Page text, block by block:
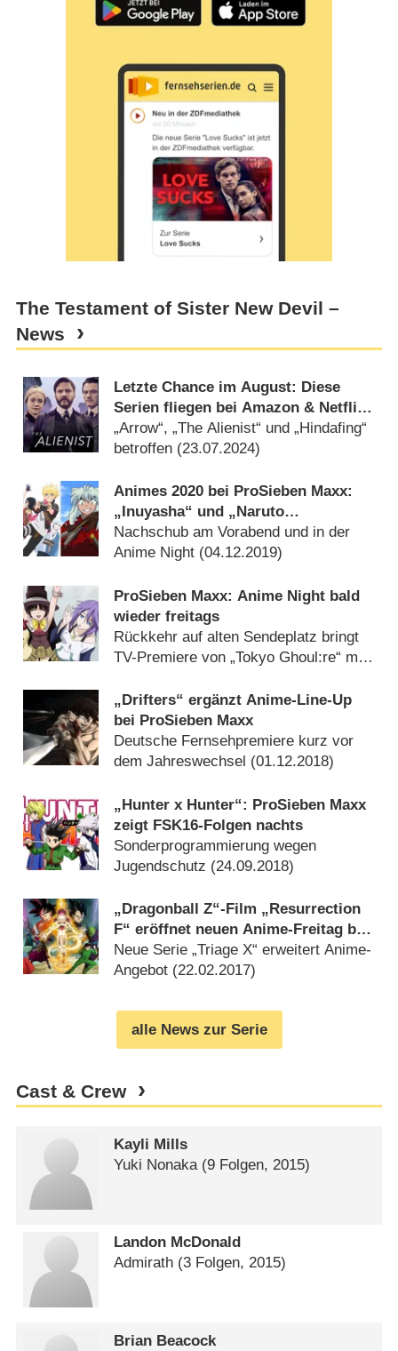
The Testament of Sister New Devil –
News
Letzte Chance im August: Diese
Serien fliegen bei Amazon & Netflix
raus
„Arrow“, „The Alienist“ und „Hindafing“
betroffen (23.07.2024)
Animes 2020 bei ProSieben Maxx:
„Inuyasha“ und „Naruto
Shippuden“-Fortsetzung „Boruto“
Nachschub am Vorabend und in der
Anime Night (04.12.2019)
ProSieben Maxx: Anime Night bald
wieder freitags
Rückkehr auf alten Sendeplatz bringt
TV-Premiere von „Tokyo Ghoul:re“ mit
„Drifters“ ergänzt Anime-Line-Up
bei ProSieben Maxx
Deutsche Fernsehpremiere kurz vor
dem Jahreswechsel (01.12.2018)
„Hunter x Hunter“: ProSieben Maxx
zeigt FSK16-Folgen nachts
Sonderprogrammierung wegen
Jugendschutz (24.09.2018)
„Dragonball Z“-Film „Resurrection
F“ eröffnet neuen Anime-Freitag bei
ProSieben Maxx
Neue Serie „Triage X“ erweitert Anime-
Angebot (22.02.2017)
alle News zur Serie
Cast & Crew
Kayli Mills
Yuki Nonaka (9 Folgen, 2015)
Landon McDonald
Admirath (3 Folgen, 2015)
Brian Beacock